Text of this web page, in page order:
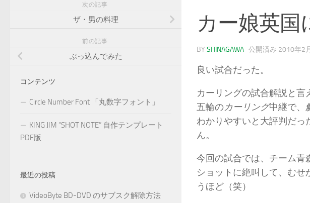
カー娘英国
BY SHINAGAWA · 公開済み 2010年2
良い試合だった。
カーリングの試合解説と言
五輪のカーリング中継で、
わかりやすいと大評判だっ
ん。
今回の試合では、チーム青
ショットに絶叫して、むせ
うほど（笑）
次の記事
ザ・男の料理
前の記事
ぶっ込んでみた
コンテンツ
Circle Number Font 「丸数字フォント」
KING JIM “SHOT NOTE” 自作テンプレート
PDF版
最近の投稿
VideoByte BD-DVD のサブスク解除方法